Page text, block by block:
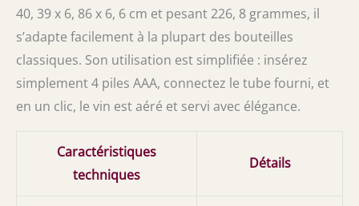
40, 39 x 6, 86 x 6, 6 cm et pesant 226, 8 grammes, il
s’adapte facilement à la plupart des bouteilles
classiques. Son utilisation est simplifiée : insérez
simplement 4 piles AAA, connectez le tube fourni, et
en un clic, le vin est aéré et servi avec élégance.
Caractéristiques
techniques
Détails